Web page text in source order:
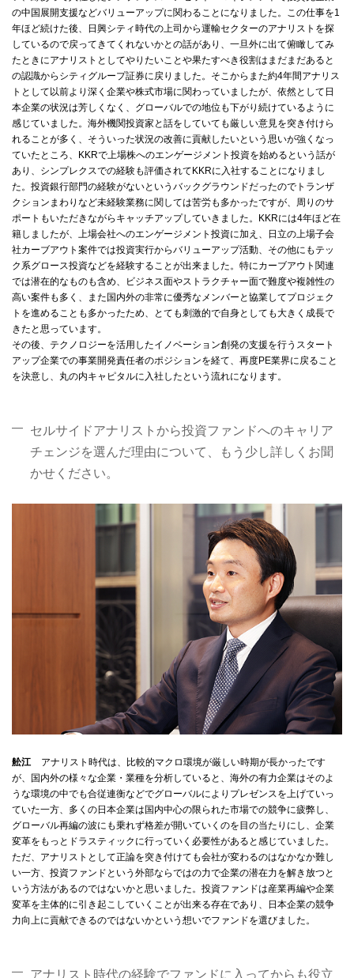
の中国展開支援などバリューアップに関わることになりました。この仕事を1
年ほど続けた後、日興シティ時代の上司から運輸セクターのアナリストを探
しているので戻ってきてくれないかとの話があり、一旦外に出て俯瞰してみ
たときにアナリストとしてやりたいことや果たすべき役割はまだまだあると
の認識からシティグループ証券に戻りました。そこからまた約4年間アナリス
トとして以前より深く企業や株式市場に関わっていましたが、依然として日
本企業の状況は芳しくなく、グローバルでの地位も下がり続けているように
感じていました。海外機関投資家と話をしていても厳しい意見を突き付けら
れることが多く、そういった状況の改善に貢献したいという思いが強くなっ
ていたところ、KKRで上場株へのエンゲージメント投資を始めるという話が
あり、シンプレクスでの経験も評価されてKKRに入社することになりまし
た。投資銀行部門の経験がないというバックグラウンドだったのでトランザ
クションまわりなど未経験業務に関しては苦労も多かったですが、周りのサ
ポートもいただきながらキャッチアップしていきました。KKRには4年ほど在
籍しましたが、上場会社へのエンゲージメント投資に加え、日立の上場子会
社カーブアウト案件では投資実行からバリューアップ活動、その他にもテッ
ク系グロース投資などを経験することが出来ました。特にカーブアウト関連
では潜在的なものも含め、ビジネス面やストラクチャー面で難度や複雑性の
高い案件も多く、また国内外の非常に優秀なメンバーと協業してプロジェク
トを進めることも多かったため、とても刺激的で自身としても大きく成長で
きたと思っています。
その後、テクノロジーを活用したイノベーション創発の支援を行うスタート
アップ企業での事業開発責任者のポジションを経て、再度PE業界に戻ること
を決意し、丸の内キャピタルに入社したという流れになります。
セルサイドアナリストから投資ファンドへのキャリア
チェンジを選んだ理由について、もう少し詳しくお聞
かせください。
舩江
アナリスト時代は、比較的マクロ環境が厳しい時期が長かったです
が、国内外の様々な企業・業種を分析していると、海外の有力企業はそのよ
うな環境の中でも合従連衡などでグローバルによりプレゼンスを上げていっ
ていた一方、多くの日本企業は国内中心の限られた市場での競争に疲弊し、
グローバル再編の波にも乗れず格差が開いていくのを目の当たりにし、企業
変革をもっとドラスティックに行っていく必要性があると感じていました。
ただ、アナリストとして正論を突き付けても会社が変わるのはなかなか難し
い一方、投資ファンドという外部ならではの力で企業の潜在力を解き放つと
いう方法があるのではないかと思いました。投資ファンドは産業再編や企業
変革を主体的に引き起こしていくことが出来る存在であり、日本企業の競争
力向上に貢献できるのではないかという想いでファンドを選びました。
アナリスト時代の経験でファンドに入ってからも役立